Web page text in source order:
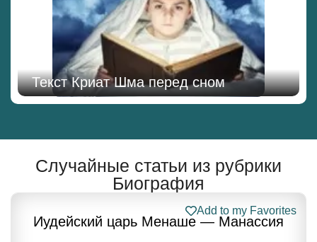
Текст Криат Шма перед сном
Случайные статьи из рубрики
Биография
Иудейский царь Менаше — Манассия
Add to my Favorites